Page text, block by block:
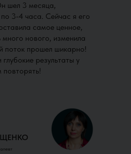
шел 3 месяца,
3-4 часа. Сейчас я его
самое ценное,
нового, изменила
поток прошел шикарно!
результаты у
повторять!